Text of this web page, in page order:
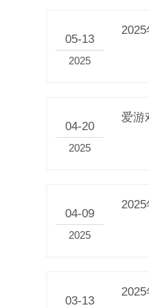
05-13
2025
04-20
2025
爱游
04-09
2025
03-13